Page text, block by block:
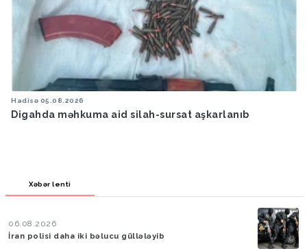
aid silah-sursat aşkarlanıb Bakıya
Xəbər lenti
06.08.2026
İran polisi daha iki bəlucu güllələyib